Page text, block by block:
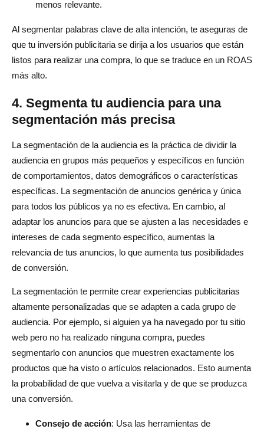
menos relevante.
Al segmentar palabras clave de alta intención, te aseguras de
que tu inversión publicitaria se dirija a los usuarios que están
listos para realizar una compra, lo que se traduce en un ROAS
más alto.
4. Segmenta tu audiencia para una
segmentación más precisa
La segmentación de la audiencia es la práctica de dividir la
audiencia en grupos más pequeños y específicos en función
de comportamientos, datos demográficos o características
específicas. La segmentación de anuncios genérica y única
para todos los públicos ya no es efectiva. En cambio, al
adaptar los anuncios para que se ajusten a las necesidades e
intereses de cada segmento específico, aumentas la
relevancia de tus anuncios, lo que aumenta tus posibilidades
de conversión.
La segmentación te permite crear experiencias publicitarias
altamente personalizadas que se adapten a cada grupo de
audiencia. Por ejemplo, si alguien ya ha navegado por tu sitio
web pero no ha realizado ninguna compra, puedes
segmentarlo con anuncios que muestren exactamente los
productos que ha visto o artículos relacionados. Esto aumenta
la probabilidad de que vuelva a visitarla y de que se produzca
una conversión.
Consejo de acción: Usa las herramientas de